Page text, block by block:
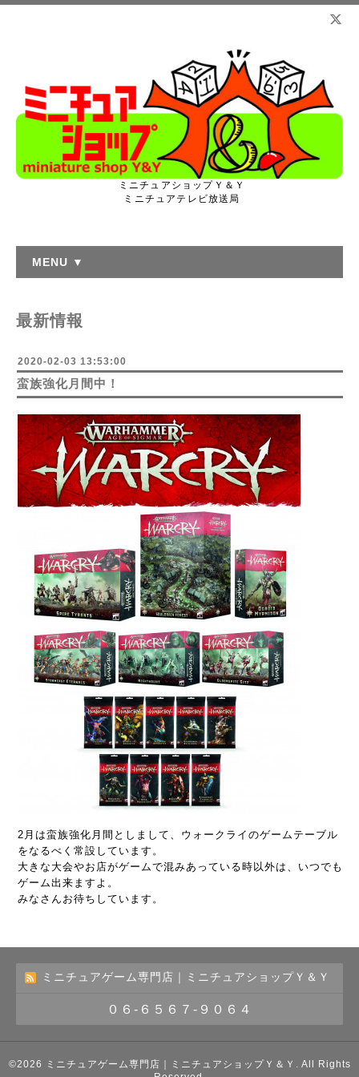
ミニチュアショップＹ＆Ｙ
ミニチュアテレビ放送局
MENU ▼
最新情報
2020-02-03 13:53:00
蛮族強化月間中！
2月は蛮族強化月間としまして、ウォークライのゲームテーブル
をなるべく常設しています。
大きな大会やお店がゲームで混みあっている時以外は、いつでも
ゲーム出来ますよ。
みなさんお待ちしています。
ミニチュアゲーム専門店｜ミニチュアショップＹ＆Ｙ
０６-６５６７-９０６４
©2026 ミニチュアゲーム専門店｜ミニチュアショップＹ＆Ｙ . All Rights